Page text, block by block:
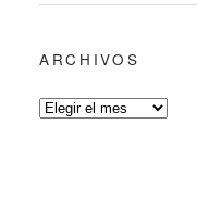
ARCHIVOS